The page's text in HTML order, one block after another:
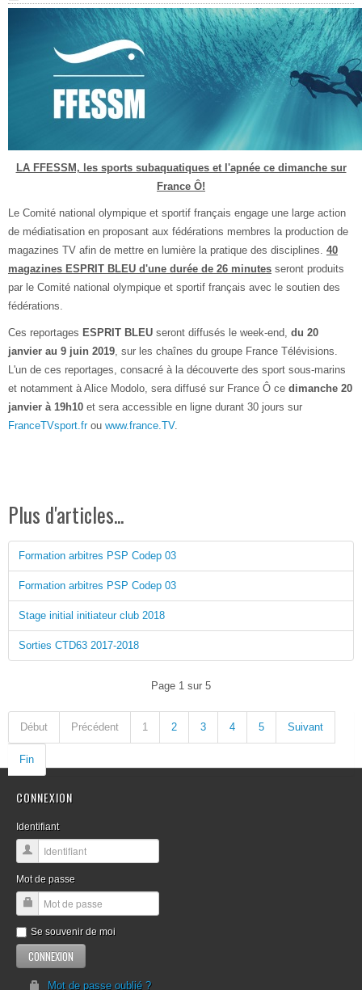
LA FFESSM, les sports subaquatiques et l'apnée ce dimanche sur
France Ô!
Le Comité national olympique et sportif français engage une large action
de médiatisation en proposant aux fédérations membres la production de
magazines TV afin de mettre en lumière la pratique des disciplines. 40
magazines ESPRIT BLEU d'une durée de 26 minutes seront produits
par le Comité national olympique et sportif français avec le soutien des
fédérations.
Ces reportages ESPRIT BLEU seront diffusés le week-end, du 20
janvier au 9 juin 2019, sur les chaînes du groupe France Télévisions.
L'un de ces reportages, consacré à la découverte des sport sous-marins
et notamment à Alice Modolo, sera diffusé sur France Ô ce dimanche 20
janvier à 19h10 et sera accessible en ligne durant 30 jours sur
FranceTVsport.frou www.france.TV.
Plus d'articles...
Formation arbitres PSP Codep 03
Formation arbitres PSP Codep 03
Stage initial initiateur club 2018
Sorties CTD63 2017-2018
Page 1 sur 5
Début Précédent 1 2 3 4 5 Suivant
Fin
CONNEXION
Identifiant
Mot de passe
Se souvenir de moi
Mot de passe oublié ?